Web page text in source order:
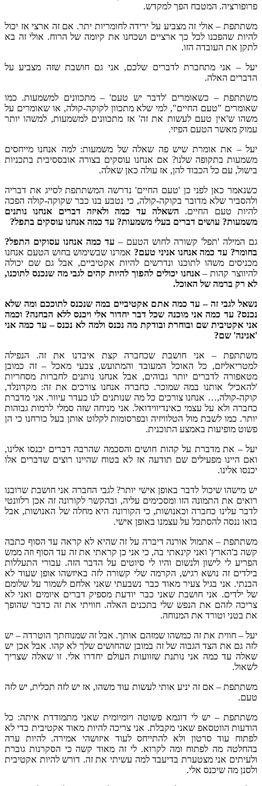
פרופורציה. המטבח הפך למקדש.
משתתפת – אולי זה מצביע על ירידה לחומריות יתר. אם זה ארצי אז יכול
להיות שהפכנו לכל כך ארציים ושכחנו את קיומה של הרוח. אולי זה בא
לתקן את העובדה הזו.
יעל – אני מתחברת לדברים שלכם, אני גם חושבת שזה מצביע על
הדברים האלה.
משתתפת – כשאומרים 'לדבר יש טעם' – מתכוונים למשמעות. כמו
שאומרים "טעם החיים", למי שלא מתכוון לקוקה-קולה, או שאומרים על
משהו ש'אין טעם לעשות את זה' אז מתכוונים למשמעות, למשהו יותר
עמוק מאשר הטעם הפיזי.
יעל – את אומרת שיש פה שאלה של משמעות: למה אנחנו מייחסים
משמעות בתקופה שלנו? אם אנחנו עוסקים בצורה אובססיבית בתכניות
בישול, עם כל הכבוד להן, אז עולה כאן שאלה.
כשנאמר כאן לפני כן 'טעם החיים' נדרשה המשתתפת לסייג את דבריה
ולהסביר שלא מדובר בקוקה-קולה, כי נטבע בנו כבר שקוקה-קולה הפכה
להיות טעם החיים. השאלה עד כמה ולאיזה דברים אנחנו נותנים
משמעות? עושים דברים בעלי משמעות? עד כמה אנחנו עוסקים בתפל?
גם המילה 'תפל' קשורה לחוש הטעם – עד כמה אנחנו עסוקים התפל?
בחומר? עד כמה אנחנו אניני טעם? אמרנו שבשימוש בחוש הטעם אנחנו
מכניסים משהו לתוכנו ונדרשים להיות אקטיביים, אבל גם שם יכולה
להיווצר קהות –אנחנו יכולים להפוך להיות קהים לגבי מה שנכנס לתוכנו,
לא רק ברמה של האוכל.
נשאל לגבי זה – עד כמה אתם אקטיביים במה שנכנס לתוככם ומה שלא
נכנס? עד כמה אני מוכנה שכל דבר יחדור אלי ויכנס ללא הבחנה? וכמה
אני אקטיבית שם ובוחרת ובודקת מה נכנס ולמה לא נכנס – עד כמה אני
'אנינה' שם?
משתתפת – אני חושבת שכחברה קצת איבדנו את זה. הנפילה
למטריאליזם, כל האוכל המעובד והמתועש, צבעי מאכל – זה כמובן
מטאפורה לדברים יותר גבוהים, אבל אנחנו נותנים לחברות מסחריות
'להאכיל' אותנו במה שמוכר. כחברה אנחנו צורכים את זה: מקדונלד,
קוקה-קולה,… אנחנו צורכים כל מה שנותנים לנו כעדר עיוור. אני מדברת
כחברה ולא על עצמי כאינדיווידואל. אני מניחה שזה סמלי לרמות גבוהות
יותר. כמו לשבת מול הטלוויזיה ובפרסומות לקלוט אותן בעל כורחנו כי הן
פשוט מופיעות באמצע התוכנית.
יעל – את מדברת על קהות חושים והסכמה שהרבה דברים יכנסו אלינו,
ואם היינו מפעילים שם תודעה אז לא בטוח שהיינו רוצים שדברים אלו
יכנסו אלינו.
יש מישהו שיכול לדבר באופן אישי יותר? לגבי החברה אני חושבת שרובנו
רואים את התמונה הזו ומסכימים עליה, ובהקשר לקורונה זה אכן רלוונטי
לדבר עלינו כחברה וכאנושות, כי הקורונה היא מחלה של האנושות, אבל
בואו ננסה להסתכל על עצמנו באופן אישי.
משתתפת – אתמול אורנה דיברה על זה שהיא לא קראה עד הסוף כתבה
קשה ב'הארץ' ואני קינאתי בה, כי אני כן קראתי את זה עד הסוף וזה ממש
הפריע לי לישון ולנשום והיו לי סיוטים על הדבר הזה. עבורי התעללות
בילדים זה נושא רגיש, הקרמה שלי קשורה לזה באיזשהו אופן שעוד לא
הבנתי. אני בגיל צעיר מאוד כבר נשבעתי שאני אלחם לשמור על שלומם
של ילדים. אני חושבת שאני כבר יודעת מספיק דברים איומים ואני לא
צריכה לזהם את הנפש שלי בתכנים האלה. חוויתי את זה כדבר שהופך
את בטני וטורד את המנוחה.
יעל – חווית את זה כמשהו שמזהם אותך. אבל זה שמנוחתך הוטרדה – יש
לזה גם את הצד הגבוה של זה במובן שהחושים שלך לא קהו. אבל אכן יש
שאלה עד כמה אני נותנת שזוועות העולם יחדרו אלי. זו שאלה שצריך
לשאול.
משתתפת – אם זה יניע אותי לעשות עוד משהו, אז יש לזה תכלית, יש לזה
טעם.
משתתפת – יש לי דוגמא פשוטה ויומיומית שאני מתמודדת איתה: כל
הודעות הווטסאפ שאני מקבלת. אני צריכה להיות מאוד אקטיבית כדי לא
לפתוח עוד סרטון ולא להתייחס לעוד איזושהי אמירה. להיות ערה
בהחלטה מה לפתוח ומה לקרוא. לי זה מאוד קשה כי הסקרנות גוברת
ולעיתים אני מצטערת בדיעבד למה עשיתי את זה. דורש להיות אקטיבית
ולסנן מה שיכנס אלי.